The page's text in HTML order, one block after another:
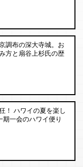
調布の深大寺城。お
方と扇谷上杉氏の歴
！ ハワイの夏を楽し
期一会のハワイ便り